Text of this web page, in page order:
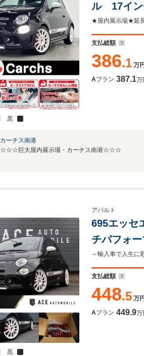
黒
ル 17イン
Uconnect
支払総額
386.1 万円
Aプラン 387.1万
カーチス南港
☆☆☆巨大屋内展示場・カーチス南港☆☆☆
黒
アバルト
695エッ
チパフォ
ルト ブレ
ョン有
支払総額
448.5 万円
Aプラン 449.9万